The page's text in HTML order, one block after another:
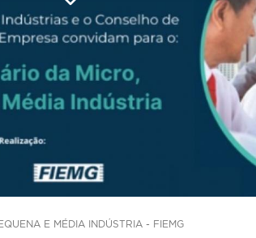
E MÉDIA INDÚSTRIA - FIEMG